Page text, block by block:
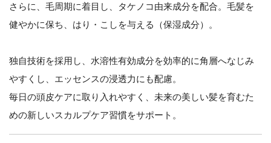
さらに、毛周期に着目し、タケノコ由来成分を配合。毛髪を
健やかに保ち、はり・こしを与える（保湿成分）。
独自技術を採用し、水溶性有効成分を効率的に角層へなじみ
やすくし、エッセンスの浸透力にも配慮。
毎日の頭皮ケアに取り入れやすく、未来の美しい髪を育むた
めの新しいスカルプケア習慣をサポート。